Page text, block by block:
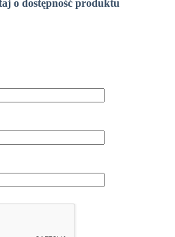
o dostępność produktu